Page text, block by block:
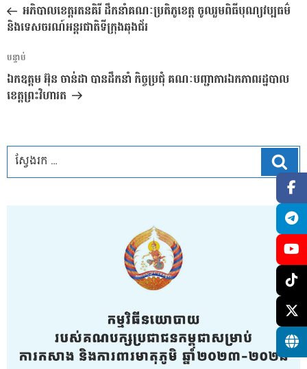
ប្រកាស
មុន អភិបាលខេត្តរតនគិរី ដឹកនាំគណៈប្រតិភូខេត្ត ចូលរួមពិធីបុណ្យវប្បធម៌
និងទេសចរណ៍អន្តរជាតិទីក្រុងឆុងជ័រ
អត្ថបទ
បន្ទាប់
បន្ទាប់
ឯកឧត្ដម អ៊ុន ចាន់ដា បានដឹកនាំ​ កិច្ចប្រជុំ គណៈបញ្ជាការឯកភាពរដ្ឋបាល
ខេត្តព្រះវិហារត​